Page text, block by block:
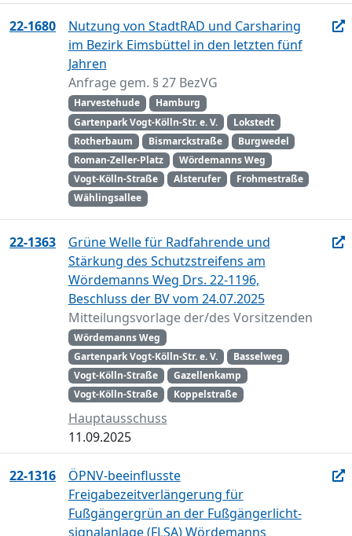
22-1680
Nutzung von StadtRAD und Carsharing
im Bezirk Eimsbüttel in den letzten fünf
Jahren
Anfrage gem. § 27 BezVG
Harvestehude
Hamburg
Gartenpark Vogt-Kölln-Str. e. V.
Lokstedt
Rotherbaum
Bismarckstraße
Burgwedel
Roman-Zeller-Platz
Wördemanns Weg
Vogt-Kölln-Straße
Alsterufer
Frohmestraße
Wählingsallee
22-1363
Grüne Welle für Radfahrende und
Stärkung des Schutzstreifens am
Wördemanns Weg Drs. 22-1196,
Beschluss der BV vom 24.07.2025
Mitteilungsvorlage der/des Vorsitzenden
Wördemanns Weg
Gartenpark Vogt-Kölln-Str. e. V.
Basselweg
Vogt-Kölln-Straße
Gazellenkamp
Vogt-Kölln-Straße
Koppelstraße
Hauptausschuss
11.09.2025
22-1316
ÖPNV-beeinflusste
Freigabezeitverlängerung für
Fußgängergrün an der Fußgängerlicht-
signalanlage (FLSA) Wördemanns